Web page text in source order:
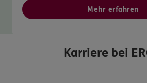
Mehr erfahren
Karriere bei